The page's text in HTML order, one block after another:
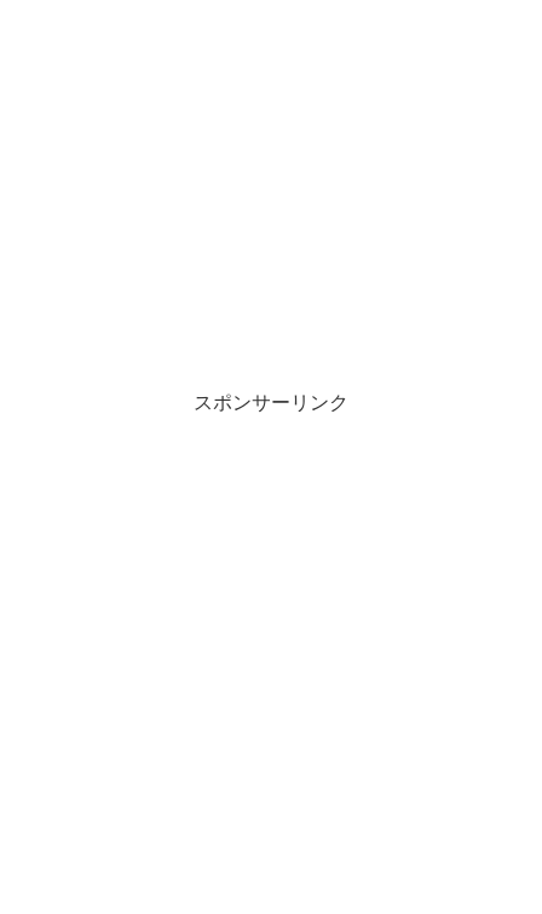
スポンサーリンク